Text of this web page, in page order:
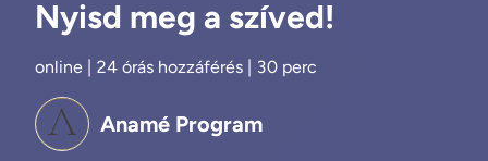
Nyisd meg a szíved!
online | 24 órás hozzáférés | 30 perc
Anamé Program